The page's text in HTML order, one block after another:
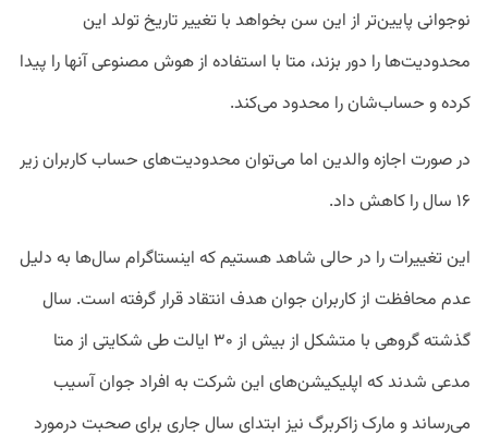
نوجوانی پایین‌تر از این سن بخواهد با تغییر تاریخ تولد این
محدودیت‌ها را دور بزند، متا با استفاده از هوش مصنوعی آنها را پیدا
کرده و حساب‌شان را محدود می‌کند.
در صورت اجازه والدین اما می‌توان محدودیت‌های حساب کاربران زیر
۱۶ سال را کاهش داد.
این تغییرات را در حالی شاهد هستیم که اینستاگرام سال‌ها به دلیل
عدم محافظت از کاربران جوان هدف انتقاد قرار گرفته است. سال
گذشته گروهی با متشکل از بیش از ۳۰ ایالت طی شکایتی از متا
مدعی شدند که اپلیکیشن‌های این شرکت به افراد جوان آسیب
می‌رساند و مارک زاکربرگ نیز ابتدای سال جاری برای صحبت درمورد